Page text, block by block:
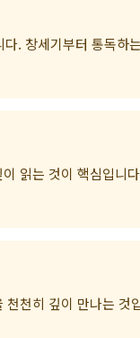
다. 창세기부터 통독
읽는 것이 핵심입니
천히 깊이 만나는